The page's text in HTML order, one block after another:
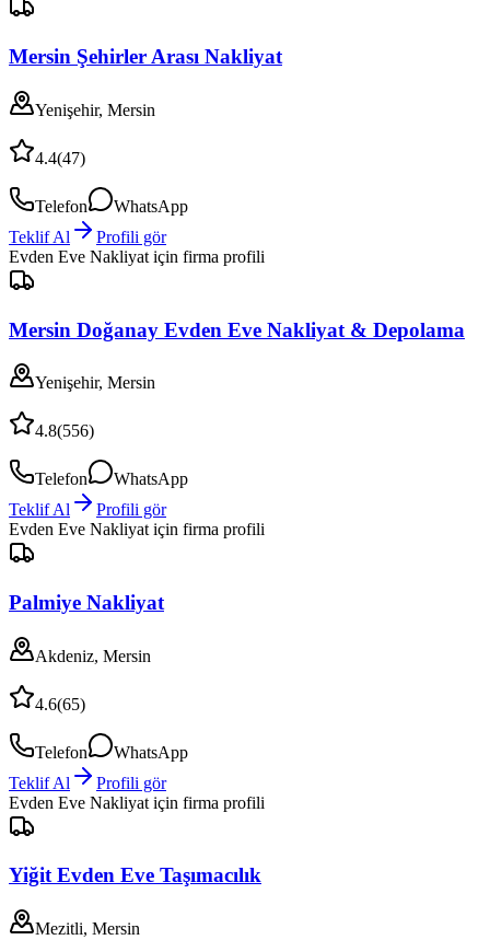
Mersin Şehirler Arası Nakliyat
Yenişehir, Mersin
4.4(47)
Telefon
WhatsApp
Teklif Al
Profili gör
Evden Eve Nakliyat için firma profili
Mersin Doğanay Evden Eve Nakliyat & Depolama
Yenişehir, Mersin
4.8(556)
Telefon
WhatsApp
Teklif Al
Profili gör
Evden Eve Nakliyat için firma profili
Palmiye Nakliyat
Akdeniz, Mersin
4.6(65)
Telefon
WhatsApp
Teklif Al
Profili gör
Evden Eve Nakliyat için firma profili
Yiğit Evden Eve Taşımacılık
Mezitli, Mersin